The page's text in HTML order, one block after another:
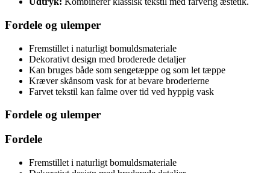
Fordele og ulemper
Fremstillet i naturligt bomuldsmateriale
Dekorativt design med broderede detaljer
Kan bruges både som sengetæppe og som let tæppe
Kræver skånsom vask for at bevare broderierne
Farvet tekstil kan falme over tid ved hyppig vask
Fordele og ulemper
Fordele
Fremstillet i naturligt bomuldsmateriale